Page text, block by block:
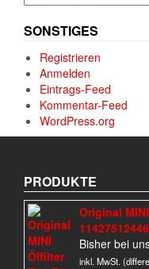
SONSTIGES
Registrieren
Anmelden
Eintrags-Feed
Kommentar-Feed
WordPress.org
PRODUKTE
Original
Bisher bei
inkl. MwSt.